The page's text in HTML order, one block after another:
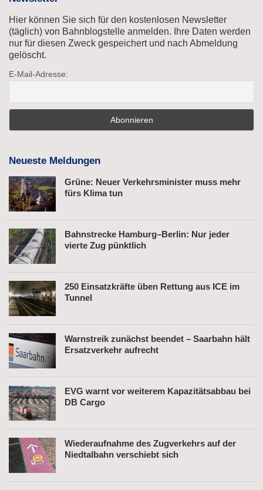
Hier können Sie sich für den kostenlosen Newsletter
(täglich) von Bahnblogstelle anmelden. Ihre Daten werden
nur für diesen Zweck gespeichert und nach Abmeldung
gelöscht.
E-Mail-Adresse:
Neueste Meldungen
Grüne: Neuer Verkehrsminister muss mehr
fürs Klima tun
Bahnstrecke Hamburg–Berlin: Nur jeder
vierte Zug pünktlich
250 Einsatzkräfte üben Rettung aus ICE im
Tunnel
Warnstreik zunächst beendet – Saarbahn hält
Ersatzverkehr aufrecht
EVG warnt vor weiterem Kapazitätsabbau bei
DB Cargo
Wiederaufnahme des Zugverkehrs auf der
Niedtalbahn verschiebt sich